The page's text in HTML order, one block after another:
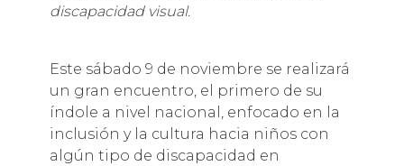
discapacidad visual.
Este sábado 9 de noviembre se realizará
un gran encuentro, el primero de su
índole a nivel nacional, enfocado en la
inclusión y la cultura hacia niños con
algún tipo de discapacidad en